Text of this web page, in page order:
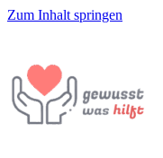
Zum Inhalt springen